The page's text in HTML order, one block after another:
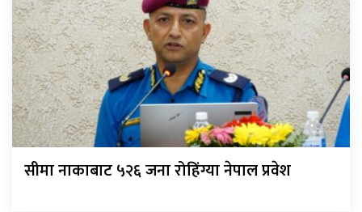
सीमा नाकाबाट ५२६ जना रोहिंग्या नेपाल प्रवेश